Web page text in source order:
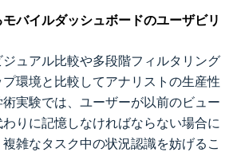
バイルダッシュボードのユーザビリ
ュアル比較や多段階フィルタリング
環境と比較してアナリストの生産性
実験では、ユーザーが以前のビュー
りに記憶しなければならない場合に
雑なタスク中の状況認識を妨げるこ